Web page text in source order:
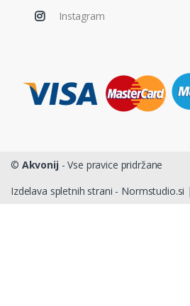
Instagram
© Akvonij- Vse pravice pridržane
Izdelava spletnih strani - Normstudio.si |